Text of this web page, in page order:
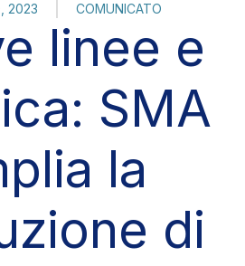
2023 COMUNICATO
linee e
SMA
la
di